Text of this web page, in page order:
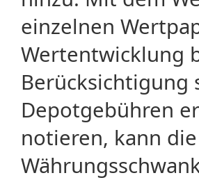
einzelnen
Wertentwicklung
Berücksichtigung
Depotgebühren
notieren, kann